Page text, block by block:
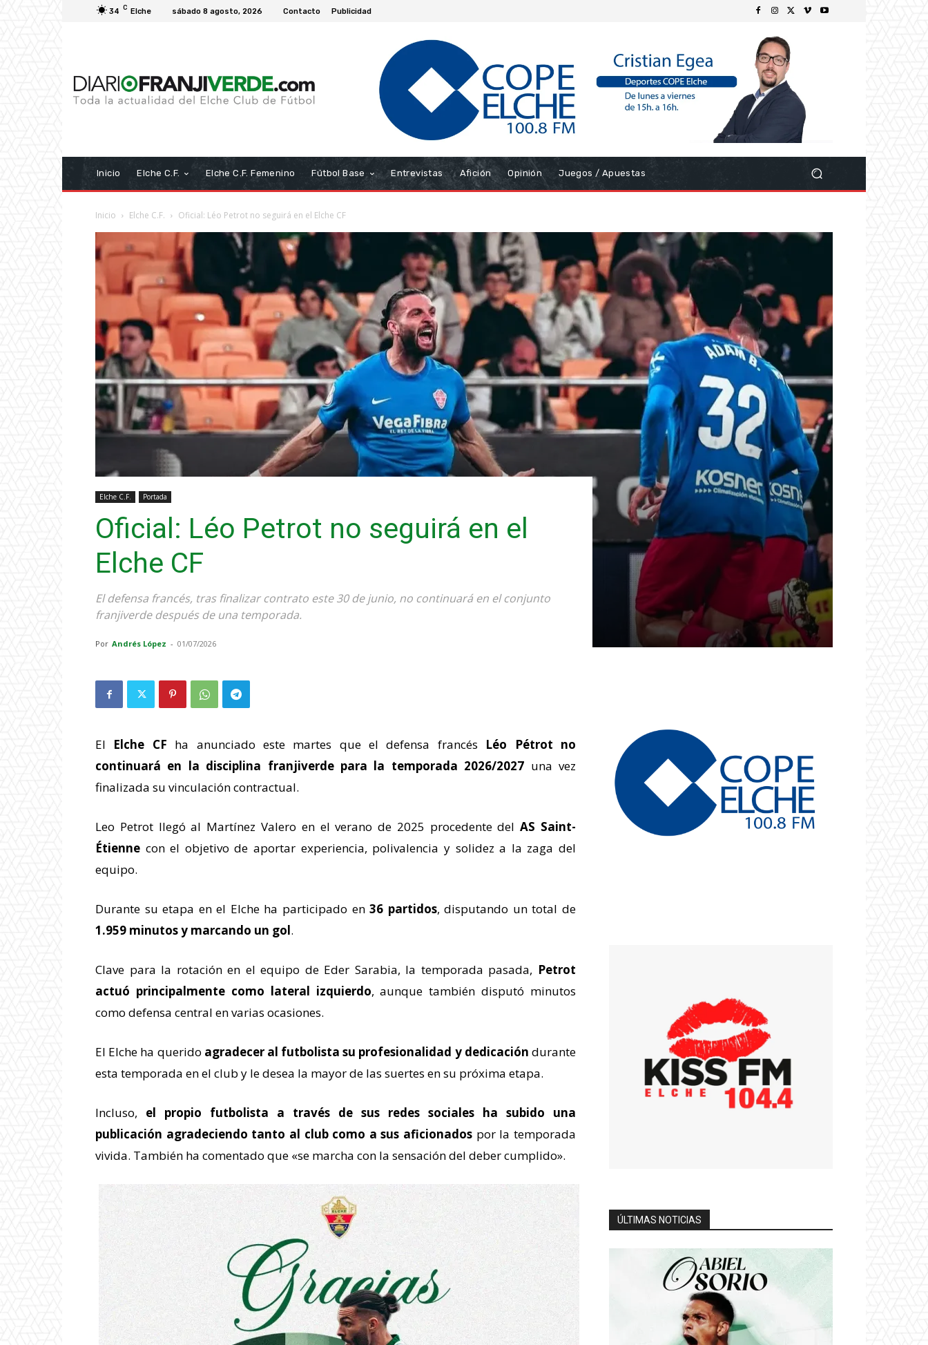
34 C Elche sábado 8 agosto, 2026 Contacto Publicidad
Inicio Elche C.F. Elche C.F. Femenino Fútbol Base Entrevistas Afición Opinión Juegos / Apuestas
Inicio Elche C.F. Oficial: Léo Petrot no seguirá en el Elche CF
Elche C.F. Portada
Oficial: Léo Petrot no seguirá en el
Elche CF
El defensa francés, tras finalizar contrato este 30 de junio, no continuará en el conjunto
franjiverde después de una temporada.
Por Andrés López - 01/07/2026
El Elche CF ha anunciado este martes que el defensa francés Léo Pétrot no
continuará en la disciplina franjiverde para la temporada 2026/2027 una vez
finalizada su vinculación contractual.
Leo Petrot llegó al Martínez Valero en el verano de 2025 procedente delAS Saint-
Étienne con el objetivo de aportar experiencia, polivalencia y solidez a la zaga del
equipo.
Durante su etapa en el Elche ha participado en36 partidos, disputando un total de
1.959 minutos y marcando un gol.
Clave para la rotación en el equipo de Eder Sarabia, la temporada pasada, Petrot
actuó principalmente como lateral izquierdo, aunque también disputó minutos
como defensa central en varias ocasiones.
El Elche ha querido agradecer al futbolista su profesionalidad y dedicación durante
esta temporada en el club y le desea la mayor de las suertes en su próxima etapa.
Incluso, el propio futbolista a través de sus redes sociales ha subido una
publicación agradeciendo tanto al club como a sus aficionados por la temporada
vivida. También ha comentado que «se marcha con la sensación del deber cumplido».
ÚLTIMAS NOTICIAS